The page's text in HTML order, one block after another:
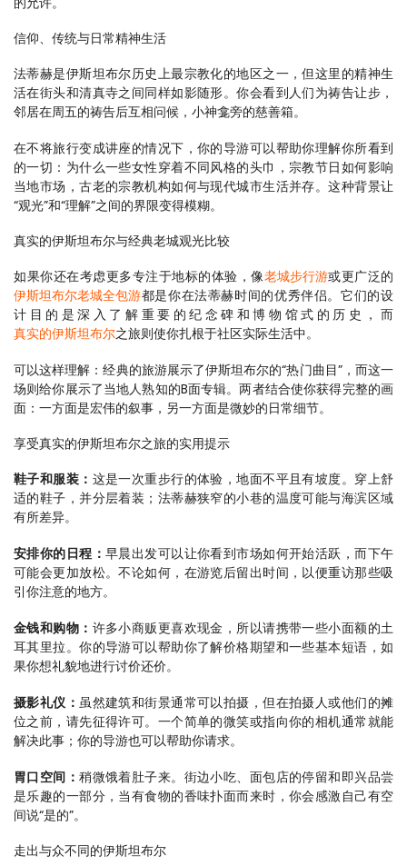
信仰、传统与日常精神生活
法蒂赫是伊斯坦布尔历史上最宗教化的地区之一，但这里的精神生
活在街头和清真寺之间同样如影随形。你会看到人们为祷告让步，
邻居在周五的祷告后互相问候，小神龛旁的慈善箱。
在不将旅行变成讲座的情况下，你的导游可以帮助你理解你所看到
的一切：为什么一些女性穿着不同风格的头巾，宗教节日如何影响
当地市场，古老的宗教机构如何与现代城市生活并存。这种背景让
“观光”和“理解”之间的界限变得模糊。
真实的伊斯坦布尔与经典老城观光比较
如果你还在考虑更多专注于地标的体验，像老城步行游或更广泛的
伊斯坦布尔老城全包游都是你在法蒂赫时间的优秀伴侣。它们的设
计目的是深入了解重要的纪念碑和博物馆式的历史，而
真实的伊斯坦布尔之旅则使你扎根于社区实际生活中。
可以这样理解：经典的旅游展示了伊斯坦布尔的“热门曲目”，而这一
场则给你展示了当地人熟知的B面专辑。两者结合使你获得完整的画
面：一方面是宏伟的叙事，另一方面是微妙的日常细节。
享受真实的伊斯坦布尔之旅的实用提示
鞋子和服装： 这是一次重步行的体验，地面不平且有坡度。穿上舒
适的鞋子，并分层着装；法蒂赫狭窄的小巷的温度可能与海滨区域
有所差异。
安排你的日程： 早晨出发可以让你看到市场如何开始活跃，而下午
可能会更加放松。不论如何，在游览后留出时间，以便重访那些吸
引你注意的地方。
金钱和购物： 许多小商贩更喜欢现金，所以请携带一些小面额的土
耳其里拉。你的导游可以帮助你了解价格期望和一些基本短语，如
果你想礼貌地进行讨价还价。
摄影礼仪：虽然建筑和街景通常可以拍摄，但在拍摄人或他们的摊
位之前，请先征得许可。一个简单的微笑或指向你的相机通常就能
解决此事；你的导游也可以帮助你请求。
胃口空间：稍微饿着肚子来。街边小吃、面包店的停留和即兴品尝
是乐趣的一部分，当有食物的香味扑面而来时，你会感激自己有空
间说“是的”。
走出与众不同的伊斯坦布尔